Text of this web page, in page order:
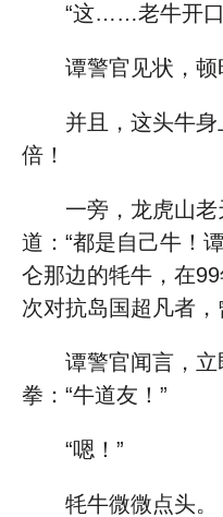
“这……老牛开口
谭警官见状，顿
并且，这头牛
倍！
一旁，龙虎山
道：“都是自己牛！
仑那边的牦牛，在
次对抗岛国超凡者
谭警官闻言，
拳：“牛道友！”
“嗯！”
牦牛微微点头。